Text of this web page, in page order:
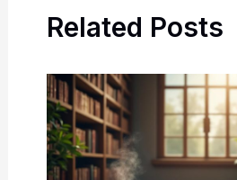
Related Posts